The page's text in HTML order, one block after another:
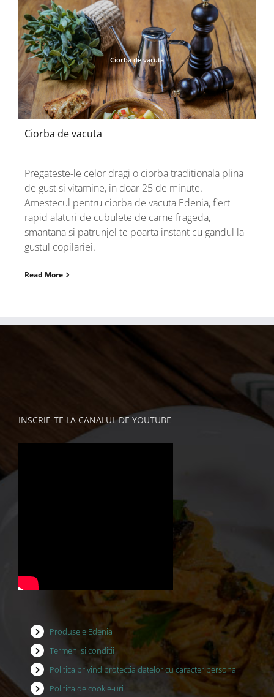
Ciorba de vacuta
Ciorba de vacuta
Pregateste-le celor dragi o ciorba traditionala plina
de gust si vitamine, in doar 25 de minute.
Amestecul pentru ciorba de vacuta Edenia, fiert
rapid alaturi de cubulete de carne frageda,
smantana si patrunjel te poarta instant cu gandul la
gustul copilariei.
Read More
INSCRIE-TE LA CANALUL DE YOUTUBE
Produsele Edenia
Termeni si conditii
Politica privind protectia datelor cu caracter personal
Politica de cookie-uri